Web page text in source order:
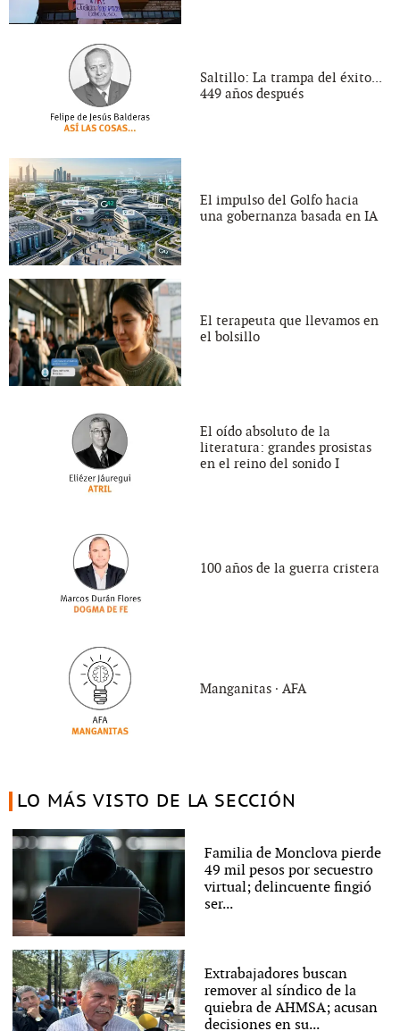
Saltillo: La trampa del éxito...
449 años después
El impulso del Golfo hacia
una gobernanza basada en IA
El terapeuta que llevamos en
el bolsillo
El oído absoluto de la
literatura: grandes prosistas
en el reino del sonido I
100 años de la guerra cristera
Manganitas ∙ AFA
LO MÁS VISTO DE LA SECCIÓN
Familia de Monclova pierde
49 mil pesos por secuestro
virtual; delincuente fingió
ser...
Extrabajadores buscan
remover al síndico de la
quiebra de AHMSA; acusan
decisiones en su...